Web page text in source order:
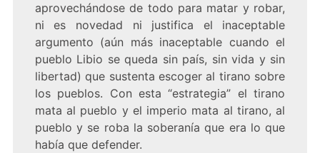
aprovechándose de todo para matar y robar,
ni es novedad ni justifica el inaceptable
argumento (aún más inaceptable cuando el
pueblo Libio se queda sin país, sin vida y sin
libertad) que sustenta escoger al tirano sobre
los pueblos. Con esta “estrategia” el tirano
mata al pueblo y el imperio mata al tirano, al
pueblo y se roba la soberanía que era lo que
había que defender.